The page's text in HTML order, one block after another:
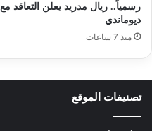
رسمياً.. ريال مدريد يعلن التعاقد مع
ديوماندي
منذ 7 ساعات
تصنيفات الموقع